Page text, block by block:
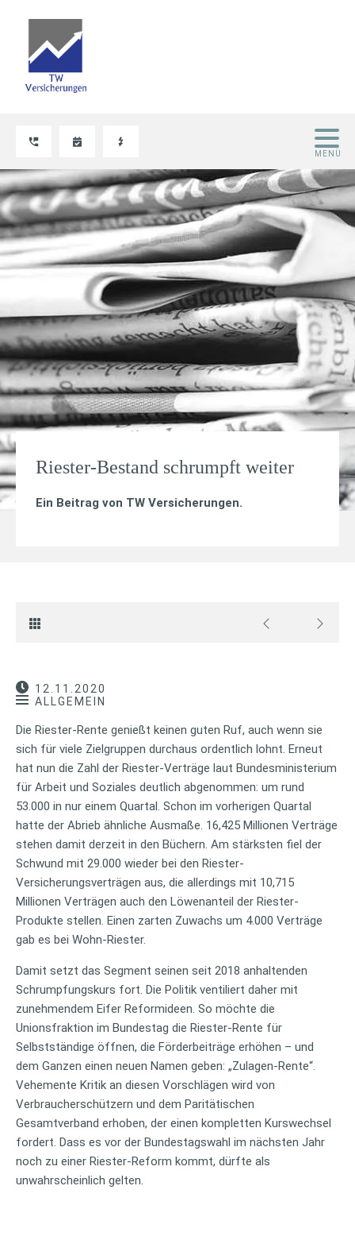
Riester-Bestand schrumpft weiter
Ein Beitrag von TW Versicherungen.
12.11.2020
ALLGEMEIN
Die Riester-Rente genießt keinen guten Ruf, auch wenn sie
sich für viele Zielgruppen durchaus ordentlich lohnt. Erneut
hat nun die Zahl der Riester-Verträge laut Bundesministerium
für Arbeit und Soziales deutlich abgenommen: um rund
53.000 in nur einem Quartal. Schon im vorherigen Quartal
hatte der Abrieb ähnliche Ausmaße. 16,425 Millionen Verträge
stehen damit derzeit in den Büchern. Am stärksten fiel der
Schwund mit 29.000 wieder bei den Riester-
Versicherungsverträgen aus, die allerdings mit 10,715
Millionen Verträgen auch den Löwenanteil der Riester-
Produkte stellen. Einen zarten Zuwachs um 4.000 Verträge
gab es bei Wohn-Riester.
Damit setzt das Segment seinen seit 2018 anhaltenden
Schrumpfungskurs fort. Die Politik ventiliert daher mit
zunehmendem Eifer Reformideen. So möchte die
Unionsfraktion im Bundestag die Riester-Rente für
Selbstständige öffnen, die Förderbeiträge erhöhen – und
dem Ganzen einen neuen Namen geben: „Zulagen-Rente“.
Vehemente Kritik an diesen Vorschlägen wird von
Verbraucherschützern und dem Paritätischen
Gesamtverband erhoben, der einen kompletten Kurswechsel
fordert. Dass es vor der Bundestagswahl im nächsten Jahr
noch zu einer Riester-Reform kommt, dürfte als
unwahrscheinlich gelten.